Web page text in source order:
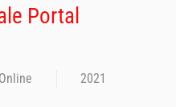
Portal
2021